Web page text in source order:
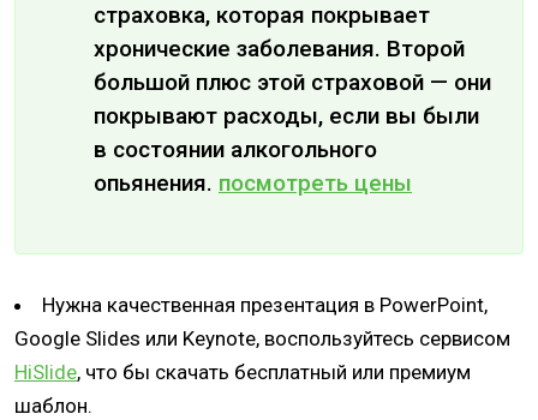
страховка, которая покрывает
хронические заболевания. Второй
большой плюс этой страховой — они
покрывают расходы, если вы были
в состоянии алкогольного
опьянения. посмотреть цены
Нужна качественная презентация в PowerPoint,
Google Slides или Keynote, воспользуйтесь сервисом
HiSlide, что бы скачать бесплатный или премиум
шаблон.